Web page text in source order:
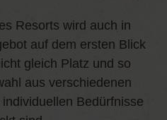
Resorts wird auch in
auf dem ersten Blick
gleich Platz und so
aus verschiedenen
Bedürfnisse